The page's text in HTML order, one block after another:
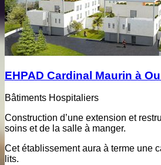
EHPAD Cardinal Maurin à
Bâtiments Hospitaliers
Construction d’une extension et
soins et de la salle à manger.
Cet établissement aura à terme une
lits.